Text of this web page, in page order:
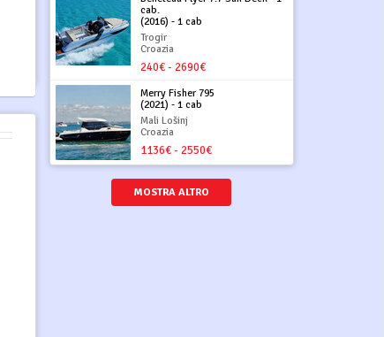
cab.
(2016) - 1 cab
Trogir
Croazia
240€ - 2690€
Merry Fisher 795
(2021) - 1 cab
Mali Lošinj
Croazia
1136€ - 2550€
MOSTRA ALTRO